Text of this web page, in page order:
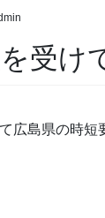
受け
広島県の時短